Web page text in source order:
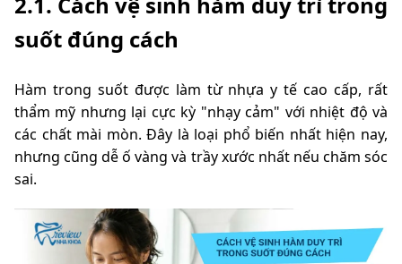
suốt đúng cách
Hàm trong suốt được làm từ nhựa y tế cao cấp, rất
thẩm mỹ nhưng lại cực kỳ "nhạy cảm" với nhiệt độ và
các chất mài mòn. Đây là loại phổ biến nhất hiện nay,
nhưng cũng dễ ố vàng và trầy xước nhất nếu chăm sóc
sai.